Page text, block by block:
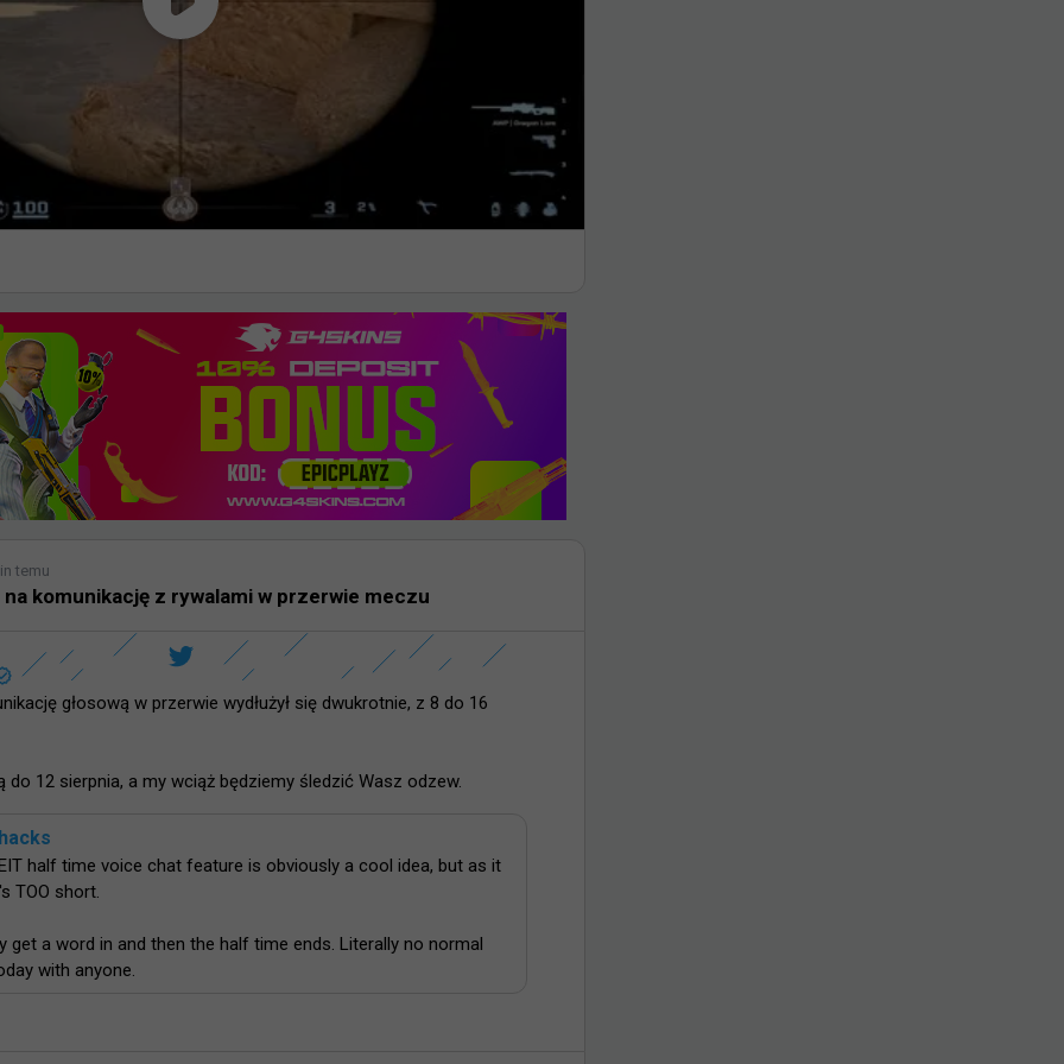
temu
na komunikację z rywalami w przerwie meczu
głosową w przerwie wydłużył się dwukrotnie, z 8 do 16
do 12 sierpnia, a my wciąż będziemy śledzić Wasz odzew.
half time voice chat feature is obviously a cool idea, but as it
TOO short.
get a word in and then the half time ends. Literally no normal
with anyone.